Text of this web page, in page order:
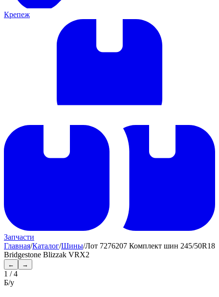
Крепеж
Запчасти
Главная/Каталог/Шины/Лот 7276207 Комплект шин 245/50R18
Bridgestone Blizzak VRX2
← →
1 /4
Б/у